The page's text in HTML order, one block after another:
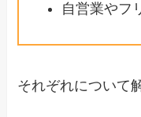
自営業やフ
それぞれについて